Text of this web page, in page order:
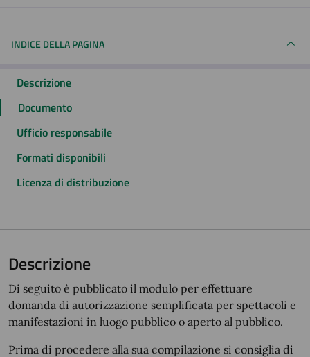
INDICE DELLA PAGINA
Descrizione
Documento
Ufficio responsabile
Formati disponibili
Licenza di distribuzione
Descrizione
Di seguito è pubblicato il modulo per effettuare
domanda di autorizzazione semplificata per spettacoli e
manifestazioni in luogo pubblico o aperto al pubblico.
Prima di procedere alla sua compilazione si consiglia di